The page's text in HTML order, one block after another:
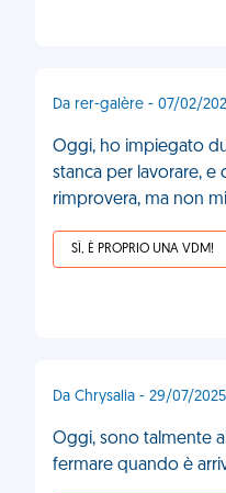
Da rer-galère - 07/02/
Oggi, ho impiegato
stanca per lavorare, e
rimprovera, ma non
SÌ, È PROPRIO UNA VDM!
Da Chrysalia - 29/07/2025
Oggi, sono talmente
fermare quando è